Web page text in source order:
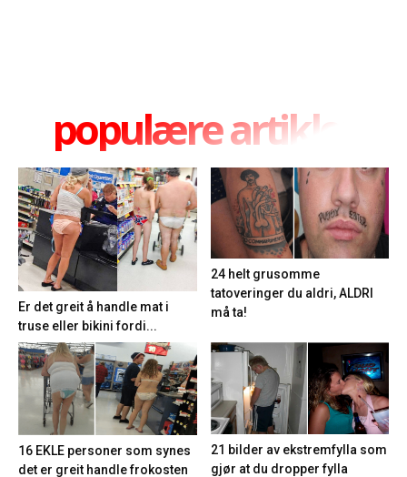
populære artikler
Er det greit å handle mat i
truse eller bikini fordi...
24 helt grusomme
tatoveringer du aldri, ALDRI
må ta!
16 EKLE personer som synes
det er greit handle frokosten
21 bilder av ekstremfylla som
gjør at du dropper fylla